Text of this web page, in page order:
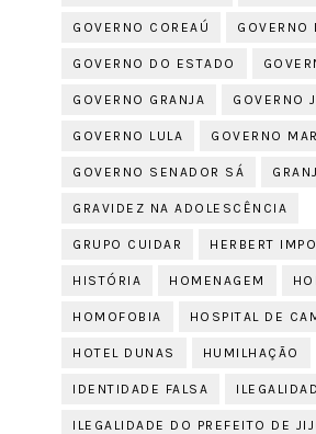
GOVERNO COREAÚ GOVERNO
GOVERNO DO ESTADO
GOVERNO GRANJA GOVERNO
GOVERNO LULA GOVERNO
GOVERNO SENADOR SÁ
GRAVIDEZ NA ADOLESCÊNCIA
GRUPO CUIDAR HERBERT
HISTÓRIA HOMENAGEM
HOMOFOBIA HOSPITAL DE
HOTEL DUNAS HUMILHAÇÃO
IDENTIDADE FALSA
ILEGALIDADE DO PREFEITO DE